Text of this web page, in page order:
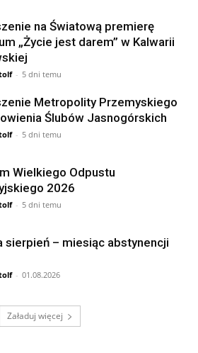
na Światową premierę
„Życie jest darem” w Kalwarii
- 5 dni temu
Metropolity Przemyskiego
Ślubów Jasnogórskich
- 5 dni temu
Wielkiego Odpustu
2026
- 5 dni temu
sierpień – miesiąc abstynencji
- 01.08.2026
Załaduj więcej